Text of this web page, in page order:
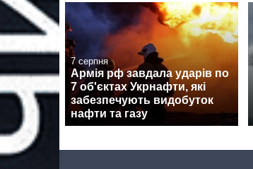
7 серпня
Армія рф завдала ударів по
7 об'єктах Укрнафти, які
забезпечують видобуток
нафти та газу